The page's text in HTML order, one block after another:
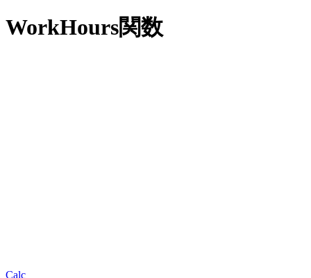
WorkHours関数
Calc